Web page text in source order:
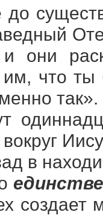
они
что ты
так».
в
создает